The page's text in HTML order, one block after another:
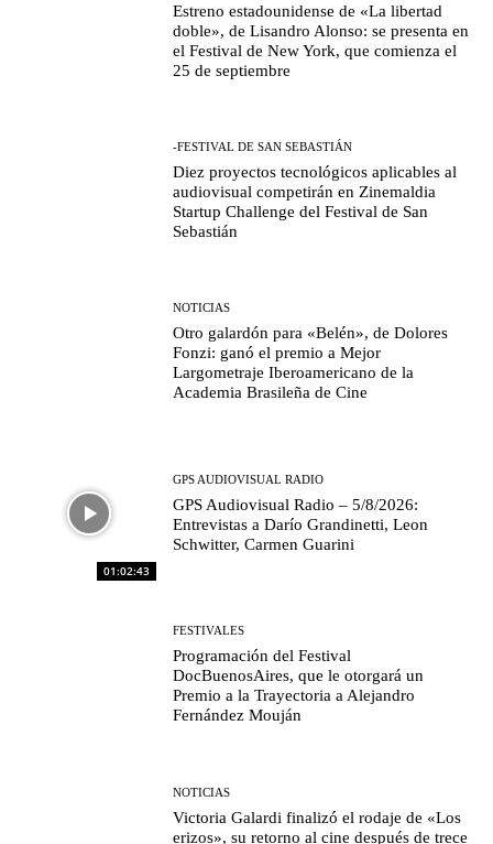
Estreno estadounidense de «La libertad
doble», de Lisandro Alonso: se presenta en
el Festival de New York, que comienza el
25 de septiembre
-FESTIVAL DE SAN SEBASTIÁN
Diez proyectos tecnológicos aplicables al
audiovisual competirán en Zinemaldia
Startup Challenge del Festival de San
Sebastián
NOTICIAS
Otro galardón para «Belén», de Dolores
Fonzi: ganó el premio a Mejor
Largometraje Iberoamericano de la
Academia Brasileña de Cine
01:02:43
GPS AUDIOVISUAL RADIO
GPS Audiovisual Radio – 5/8/2026:
Entrevistas a Darío Grandinetti, Leon
Schwitter, Carmen Guarini
FESTIVALES
Programación del Festival
DocBuenosAires, que le otorgará un
Premio a la Trayectoria a Alejandro
Fernández Mouján
NOTICIAS
Victoria Galardi finalizó el rodaje de «Los
erizos», su retorno al cine después de trece